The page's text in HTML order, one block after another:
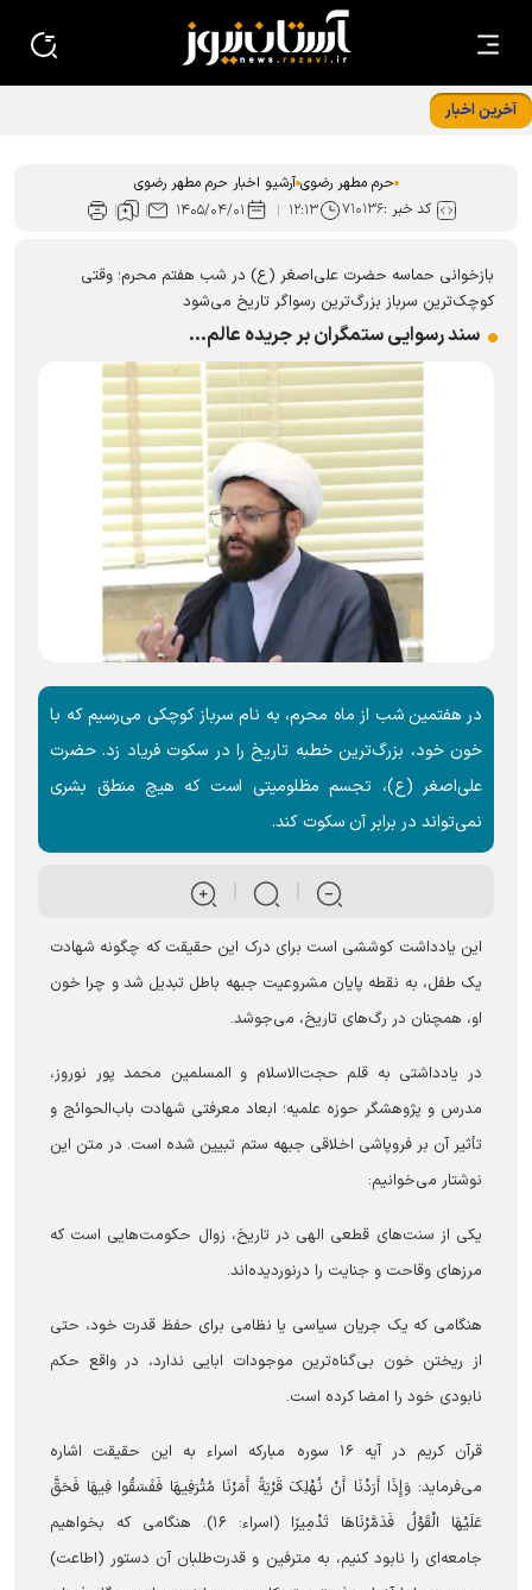
آخرین اخبار
حرم مطهر رضوی آرشیو اخبار حرم مطهر رضوی
کد خبر :۷۱۰۱۳۶ ۱۲:۱۳ ۱۴۰۵/۰۴/۰۱
‏بازخوانی حماسه حضرت علی‌اصغر (ع) در شب هفتم محرم؛ وقتی
کوچک‌ترین سرباز بزرگ‌ترین رسواگر تاریخ می‌شود
‏سند رسوایی ستمگران بر جریده عالم...
در هفتمین شب از ماه محرم، به نام سرباز کوچکی می‌رسیم که با
خون خود، بزرگ‌ترین خطبه تاریخ را در سکوت فریاد زد. حضرت
علی‌اصغر (ع)، تجسم مظلومیتی است که هیچ منطق بشری
نمی‌تواند در برابر آن سکوت کند.
این یادداشت کوششی است برای درک این حقیقت که چگونه شهادت
یک طفل، به نقطه پایان مشروعیت جبهه باطل تبدیل شد و چرا خون
او، همچنان در رگ‌های تاریخ، می‌جوشد.
در یادداشتی به قلم حجت‌الاسلام و المسلمین محمد پور نوروز،
مدرس و پژوهشگر حوزه علمیه؛ ابعاد معرفتی شهادت باب‌الحوائج و
تأثیر آن بر فروپاشی اخلاقی جبهه ستم تبیین شده است. در متن این
نوشتار می‌خوانیم:
یکی از سنت‌های قطعی الهی در تاریخ، زوال حکومت‌هایی است که
مرز‌های وقاحت و جنایت را درنوردیده‌اند.
هنگامی که یک جریان سیاسی یا نظامی برای حفظ قدرت خود، حتی
از ریختن خون بی‌گناه‌ترین موجودات ابایی ندارد، در واقع حکم
نابودی خود را امضا کرده است.
قرآن کریم در آیه ۱۶ سوره مبارکه اسراء به این حقیقت اشاره
می‌فرماید: وَإِذَا أَرَدْنَا أَنْ نُهْلِکَ قَرْیَةً أَمَرْنَا مُتْرَفِیهَا فَفَسَقُوا فِیهَا فَحَقَّ
عَلَیْهَا الْقَوْلُ فَدَمَّرْنَاهَا تَدْمِیرًا (اسراء: ۱۶). هنگامی که بخواهیم
جامعه‌ای را نابود کنیم، به مترفین و قدرت‌طلبان آن دستور (اطاعت)